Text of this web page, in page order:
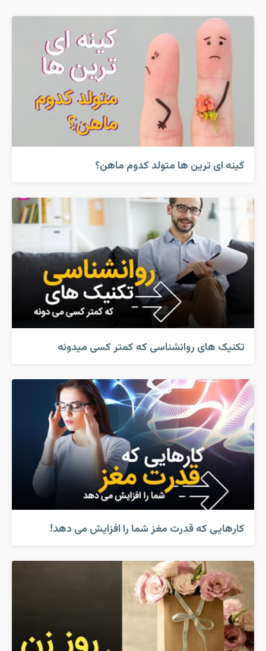
کینه ای ترین ها متولد کدوم ماهن؟
تکنیک های روانشناسی که کمتر کسی میدونه
کارهایی که قدرت مغز شما را افزایش می دهد!